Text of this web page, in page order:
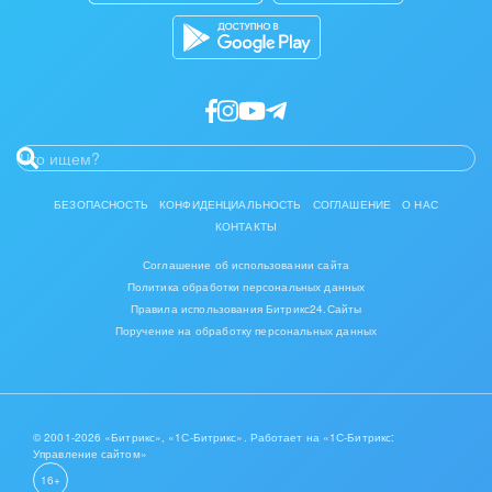
БЕЗОПАСНОСТЬ КОНФИДЕНЦИАЛЬНОСТЬ СОГЛАШЕНИЕ
О НАС
КОНТАКТЫ
Соглашение об использовании сайта
Политика обработки персональных данных
Правила использования Битрикс24.Сайты
Поручение на обработку персональных данных
© 2001-2026 «Битрикс», «1С-Битрикс». Работает на «1С-Битрикс:
Управление сайтом»
16+